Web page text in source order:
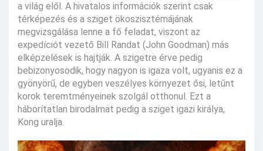
a világ elől. A hivatalos információk szerint csak
térképezés és a sziget ökoszisztémájának
megvizsgálása lenne a fő feladat, viszont az
expedíciót vezető Bill Randat (John Goodman) más
elképzelések is hajtják. A szigetre érve pedig
bebizonyosodik, hogy nagyon is igaza volt, ugyanis ez a
gyönyörű, de egyben veszélyes környezet ősi, letűnt
korok teremtményeinek szolgál otthonul. Ezt a
háborítatlan birodalmat pedig a sziget igazi királya,
Kong uralja.